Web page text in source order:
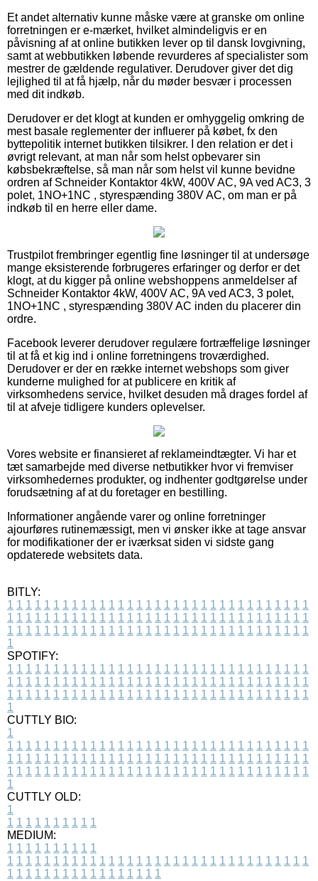
Et andet alternativ kunne måske være at granske om online
forretningen er e-mærket, hvilket almindeligvis er en
påvisning af at online butikken lever op til dansk lovgivning,
samt at webbutikken løbende revurderes af specialister som
mestrer de gældende regulativer. Derudover giver det dig
lejlighed til at få hjælp, når du møder besvær i processen
med dit indkøb.
Derudover er det klogt at kunden er omhyggelig omkring de
mest basale reglementer der influerer på købet, fx den
byttepolitik internet butikken tilsikrer. I den relation er det i
øvrigt relevant, at man når som helst opbevarer sin
købsbekræftelse, så man når som helst vil kunne bevidne
ordren af Schneider Kontaktor 4kW, 400V AC, 9A ved AC3, 3
polet, 1NO+1NC , styrespænding 380V AC, om man er på
indkøb til en herre eller dame.
Trustpilot frembringer egentlig fine løsninger til at undersøge
mange eksisterende forbrugeres erfaringer og derfor er det
klogt, at du kigger på online webshoppens anmeldelser af
Schneider Kontaktor 4kW, 400V AC, 9A ved AC3, 3 polet,
1NO+1NC , styrespænding 380V AC inden du placerer din
ordre.
Facebook leverer derudover regulære fortræffelige løsninger
til at få et kig ind i online forretningens troværdighed.
Derudover er der en række internet webshops som giver
kunderne mulighed for at publicere en kritik af
virksomhedens service, hvilket desuden må drages fordel af
til at afveje tidligere kunders oplevelser.
Vores website er finansieret af reklameindtægter. Vi har et
tæt samarbejde med diverse netbutikker hvor vi fremviser
virksomhedernes produkter, og indhenter godtgørelse under
forudsætning af at du foretager en bestilling.
Informationer angående varer og online forretninger
ajourføres rutinemæssigt, men vi ønsker ikke at tage ansvar
for modifikationer der er iværksat siden vi sidste gang
opdaterede websitets data.
BITLY:
1 1 1 1 1 1 1 1 1 1 1 1 1 1 1 1 1 1 1 1 1 1 1 1 1 1 1 1 1 1 1 1 1
1 1 1 1 1 1 1 1 1 1 1 1 1 1 1 1 1 1 1 1 1 1 1 1 1 1 1 1 1 1 1 1 1
1 1 1 1 1 1 1 1 1 1 1 1 1 1 1 1 1 1 1 1 1 1 1 1 1 1 1 1 1 1 1 1 1
1
SPOTIFY:
1 1 1 1 1 1 1 1 1 1 1 1 1 1 1 1 1 1 1 1 1 1 1 1 1 1 1 1 1 1 1 1 1
1 1 1 1 1 1 1 1 1 1 1 1 1 1 1 1 1 1 1 1 1 1 1 1 1 1 1 1 1 1 1 1 1
1 1 1 1 1 1 1 1 1 1 1 1 1 1 1 1 1 1 1 1 1 1 1 1 1 1 1 1 1 1 1 1 1
1
CUTTLY BIO:
1
1 1 1 1 1 1 1 1 1 1 1 1 1 1 1 1 1 1 1 1 1 1 1 1 1 1 1 1 1 1 1 1 1
1 1 1 1 1 1 1 1 1 1 1 1 1 1 1 1 1 1 1 1 1 1 1 1 1 1 1 1 1 1 1 1 1
1 1 1 1 1 1 1 1 1 1 1 1 1 1 1 1 1 1 1 1 1 1 1 1 1 1 1 1 1 1 1 1 1
1
CUTTLY OLD:
1
1 1 1 1 1 1 1 1 1 1
MEDIUM:
1 1 1 1 1 1 1 1 1 1
1 1 1 1 1 1 1 1 1 1 1 1 1 1 1 1 1 1 1 1 1 1 1 1 1 1 1 1 1 1 1 1 1
1 1 1 1 1 1 1 1 1 1 1 1 1 1 1 1 1